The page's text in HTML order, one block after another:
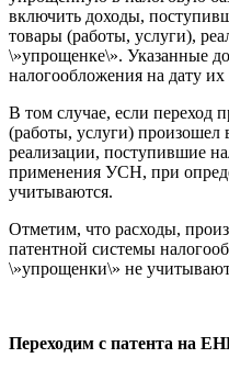
включить доходы,
товары (работы, услуги),
\»упрощенке\». Указанные
налогообложения на дату их
В том случае, если переход
(работы, услуги)
реализации, поступившие
применения УСН, при
учитываются.
Отметим, что расходы,
патентной системы
\»упрощенки\» не
Переходим с патента на